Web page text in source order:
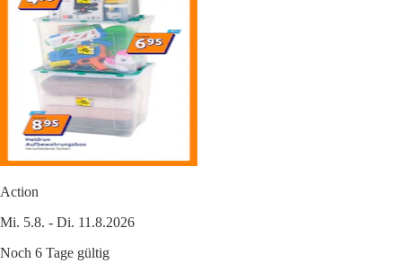
Action
Mi. 5.8. - Di. 11.8.2026
Noch 6 Tage gültig